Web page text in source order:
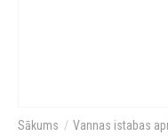
Vannas istabas